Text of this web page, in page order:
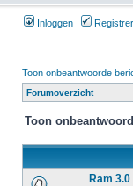
Inloggen
Toon onbeantwoorde
Forumoverzicht
Toon
Ram